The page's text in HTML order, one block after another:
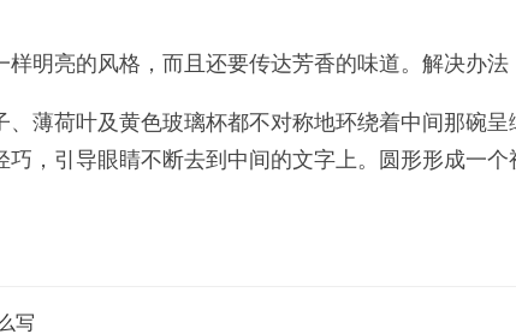
明亮的风格，而且还要传达芳香的味道。解决办法
薄荷叶及黄色玻璃杯都不对称地环绕着中间那碗
，引导眼睛不断去到中间的文字上。圆形形成一个
写